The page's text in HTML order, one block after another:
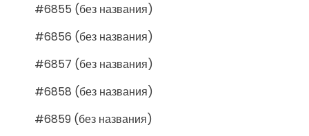
#6855 (без названия)
#6856 (без названия)
#6857 (без названия)
#6858 (без названия)
#6859 (без названия)